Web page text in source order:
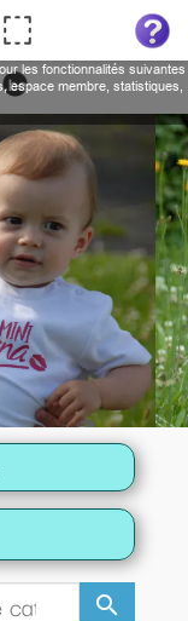
search
les fonctionnalités suivantes
espace membre, statistiques,